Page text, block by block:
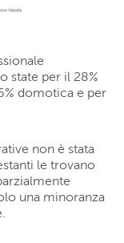
state per il 28%
domotica e per
non è stata
le trovano
una minoranza